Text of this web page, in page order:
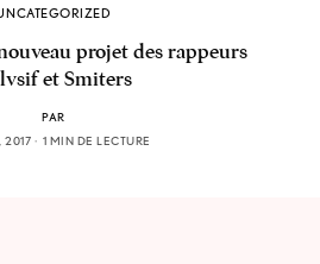
projet des rappeurs
et Smiters
PAR
2017
1 MIN DE LECTURE